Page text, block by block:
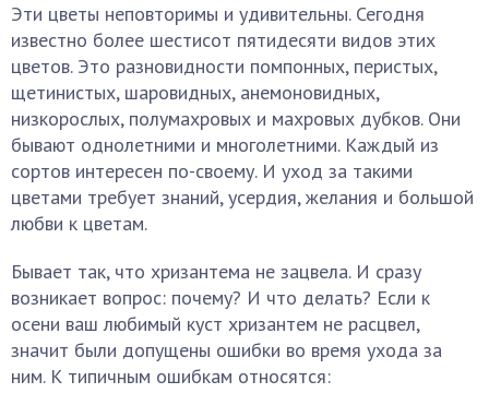
Эти цветы неповторимы и удивительны. Сегодня
известно более шестисот пятидесяти видов этих
цветов. Это разновидности помпонных, перистых,
щетинистых, шаровидных, анемоновидных,
низкорослых, полумахровых и махровых дубков. Они
бывают однолетними и многолетними. Каждый из
сортов интересен по-своему. И уход за такими
цветами требует знаний, усердия, желания и большой
любви к цветам.
Бывает так, что хризантема не зацвела. И сразу
возникает вопрос: почему? И что делать? Если к
осени ваш любимый куст хризантем не расцвел,
значит были допущены ошибки во время ухода за
ним. К типичным ошибкам относятся: